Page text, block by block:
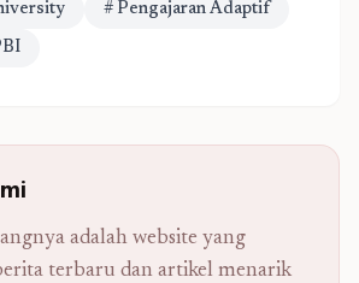
# Pengajaran Adaptif
adalah website yang
terbaru dan artikel menarik